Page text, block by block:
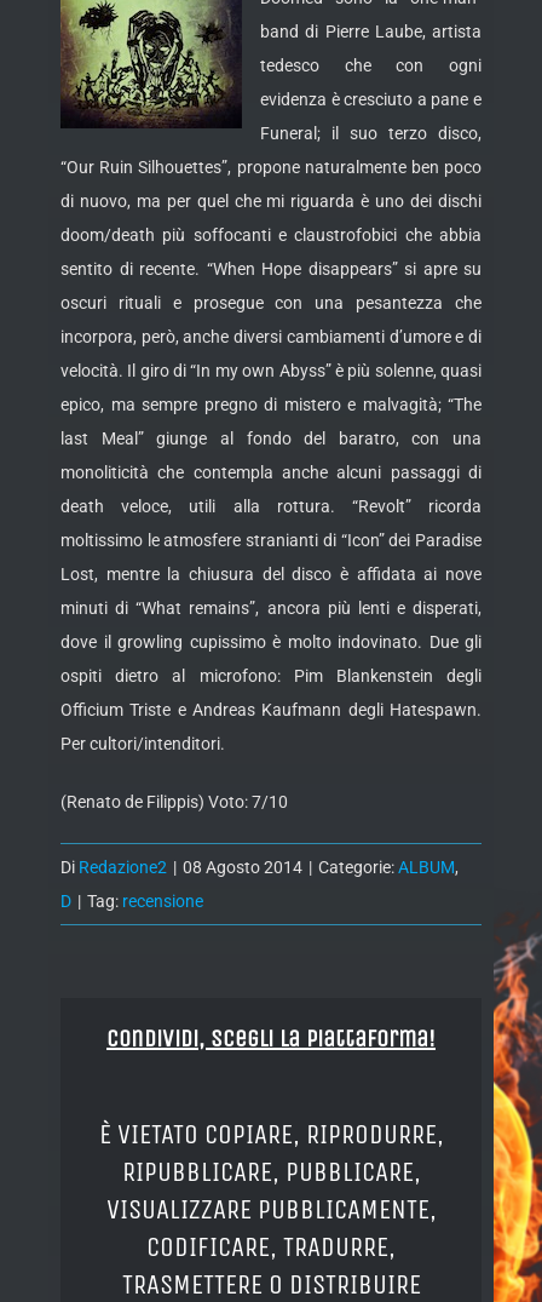
band di Pierre Laube, artista
tedesco che con ogni
evidenza è cresciuto a pane e
Funeral; il suo terzo disco,
“Our Ruin Silhouettes”, propone naturalmente ben poco
di nuovo, ma per quel che mi riguarda è uno dei dischi
doom/death più soffocanti e claustrofobici che abbia
sentito di recente. “When Hope disappears” si apre su
oscuri rituali e prosegue con una pesantezza che
incorpora, però, anche diversi cambiamenti d’umore e di
velocità. Il giro di “In my own Abyss” è più solenne, quasi
epico, ma sempre pregno di mistero e malvagità; “The
last Meal” giunge al fondo del baratro, con una
monoliticità che contempla anche alcuni passaggi di
death veloce, utili alla rottura. “Revolt” ricorda
moltissimo le atmosfere stranianti di “Icon” dei Paradise
Lost, mentre la chiusura del disco è affidata ai nove
minuti di “What remains”, ancora più lenti e disperati,
dove il growling cupissimo è molto indovinato. Due gli
ospiti dietro al microfono: Pim Blankenstein degli
Officium Triste e Andreas Kaufmann degli Hatespawn.
Per cultori/intenditori.
(Renato de Filippis) Voto: 7/10
Di Redazione2 | 08 Agosto 2014 | Categorie:ALBUM,
D | Tag: recensione
Condividi, Scegli la piattaforma!
È VIETATO COPIARE, RIPRODURRE,
RIPUBBLICARE, PUBBLICARE,
VISUALIZZARE PUBBLICAMENTE,
CODIFICARE, TRADURRE,
TRASMETTERE O DISTRIBUIRE